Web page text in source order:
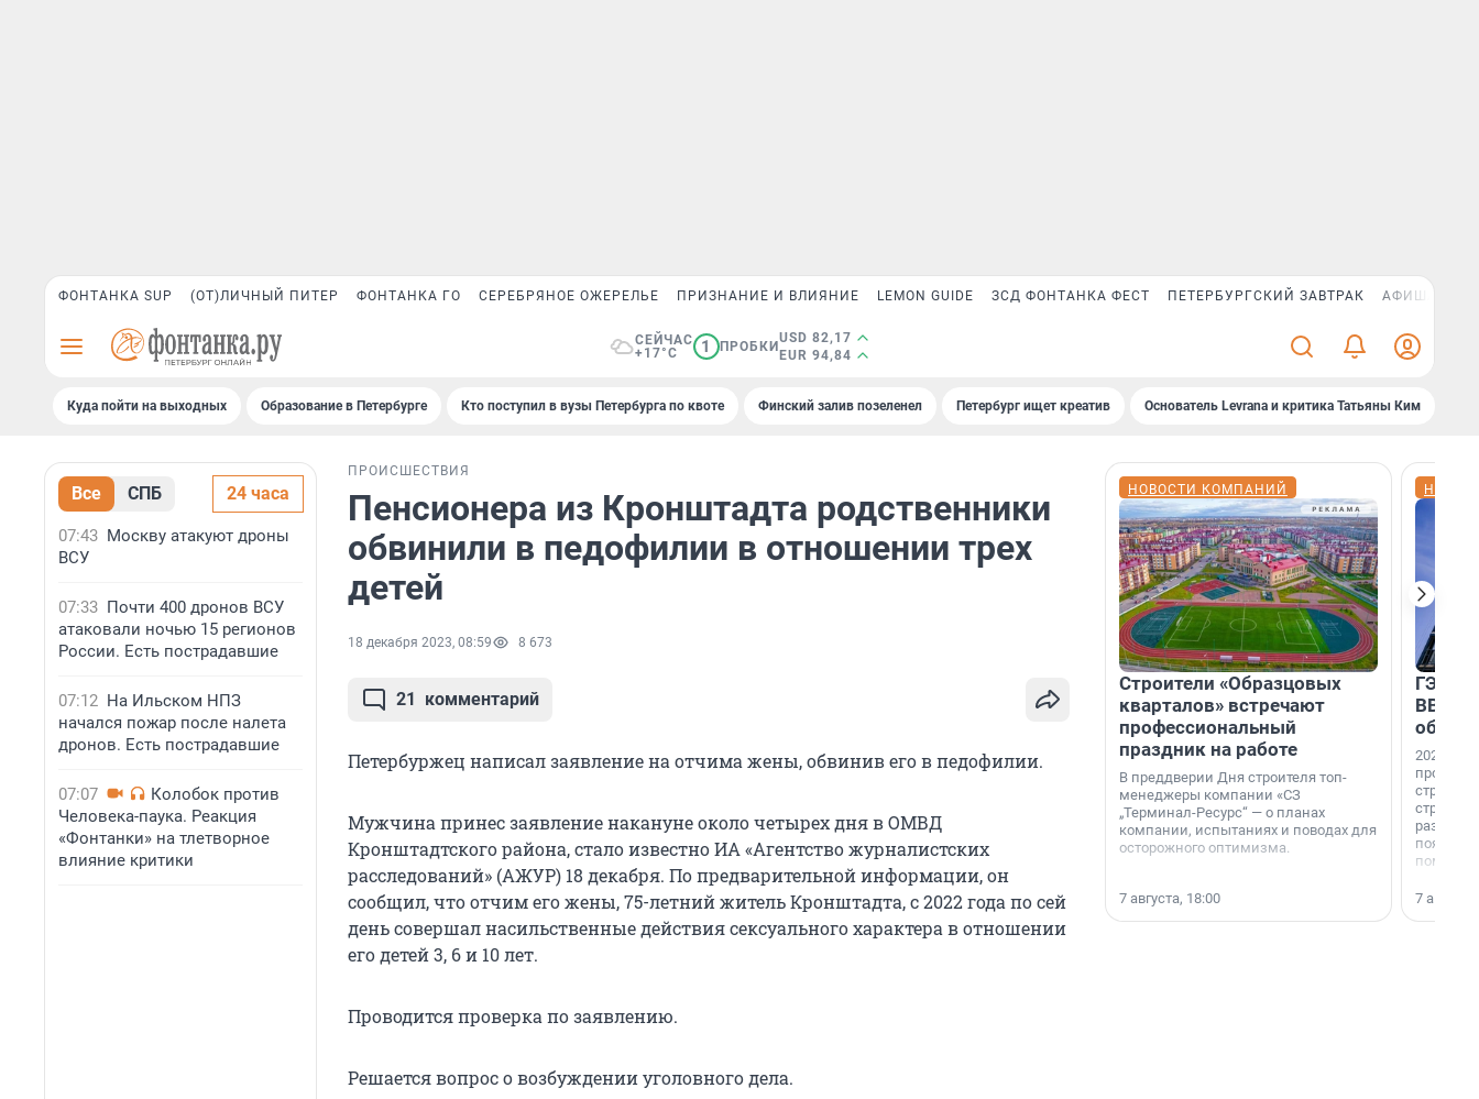
ФОНТАНКА SUP (ОТ)ЛИЧНЫЙ ПИТЕР ФОНТАНКА ГО СЕРЕБРЯНОЕ ОЖЕРЕЛЬЕ ПРИЗНАНИЕ И ВЛИЯНИЕ LEMON GUIDE ЗСД ФОНТАНКА ФЕСТ ПЕТЕРБУРГСКИЙ ЗАВТРАК АФИША PLUS
СЕЙЧАС
+17°C
1 ПРОБКИ
USD 82,17
EUR 94,84
Куда пойти на выходных Образование в Петербурге Кто поступил в вузы Петербурга по квоте Финский залив позеленел Петербург ищет креатив Основатель Levrana и критика Татьяны Ким
Все СПБ 24 часа
07:43 Москву атакуют дроны
ВСУ
07:33 Почти 400 дронов ВСУ
атаковали ночью 15 регионов
России. Есть пострадавшие
07:12 На Ильском НПЗ
начался пожар после налета
дронов. Есть пострадавшие
07:07
Колобок против
Человека-паука. Реакция
«Фонтанки» на тлетворное
влияние критики
ПРОИСШЕСТВИЯ
Пенсионера из Кронштадта родственники
обвинили в педофилии в отношении трех
детей
18 декабря 2023, 08:59 8 673
21 комментарий
Петербуржец написал заявление на отчима жены, обвинив его в педофилии.
Мужчина принес заявление накануне около четырех дня в ОМВД
Кронштадтского района, стало известно ИА «Агентство журналистских
расследований» (АЖУР) 18 декабря. По предварительной информации, он
сообщил, что отчим его жены, 75-летний житель Кронштадта, с 2022 года по сей
день совершал насильственные действия сексуального характера в отношении
его детей 3, 6 и 10 лет.
Проводится проверка по заявлению.
Решается вопрос о возбуждении уголовного дела.
НОВОСТИ КОМПАНИЙ
Строители «Образцовых
кварталов» встречают
профессиональный
праздник на работе
В преддверии Дня строителя топ-
менеджеры компании «СЗ
„Терминал-Ресурс“ — о планах
компании, испытаниях и поводах для
осторожного оптимизма.
7 августа, 18:00
ГЭС,
ВВП: в
об
2026-й —
раз. В
7